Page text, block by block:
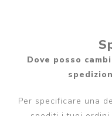
Dove posso
Per specificare una